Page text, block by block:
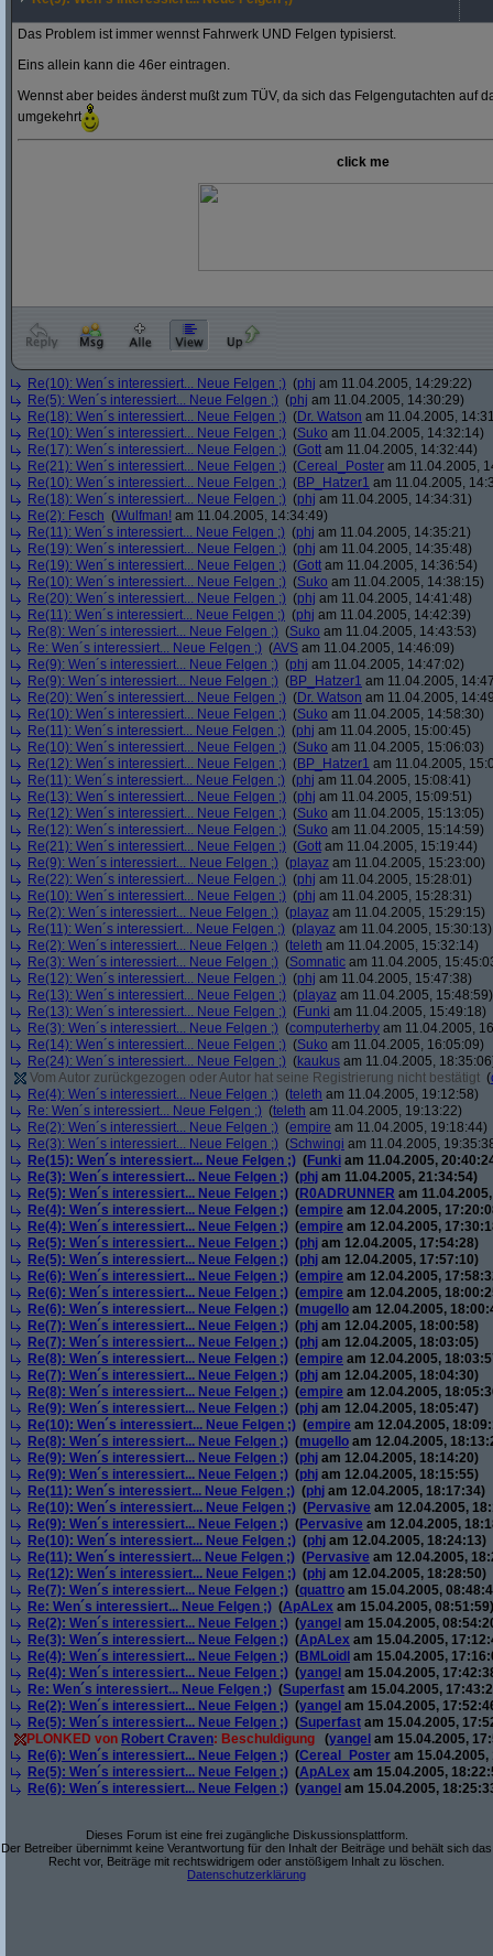
Das Problem ist immer wennst Fahrwerk UND Felgen typisierst.
Eins allein kann die 46er eintragen.
Wennst aber beides änderst mußt zum TÜV, da sich das Felgengutachten auf
umgekehrt
click me
Re(10): Wen´s interessiert... Neue Felgen ;) (phj am 11.04.2005, 14:29:22)
Re(5): Wen´s interessiert... Neue Felgen ;) (phj am 11.04.2005, 14:30:29)
Re(18): Wen´s interessiert... Neue Felgen ;) (Dr. Watson am 11.04.2005,
Re(10): Wen´s interessiert... Neue Felgen ;) (Suko am 11.04.2005, 14:32:14)
Re(17): Wen´s interessiert... Neue Felgen ;) (Gott am 11.04.2005, 14:32:44)
Re(21): Wen´s interessiert... Neue Felgen ;) (Cereal_Poster am 11.04.2005,
Re(10): Wen´s interessiert... Neue Felgen ;) (BP_Hatzer1 am 11.04.2005,
Re(18): Wen´s interessiert... Neue Felgen ;) (phj am 11.04.2005, 14:34:31)
Re(2): Fesch (Wulfman! am 11.04.2005, 14:34:49)
Re(11): Wen´s interessiert... Neue Felgen ;) (phj am 11.04.2005, 14:35:21)
Re(19): Wen´s interessiert... Neue Felgen ;) (phj am 11.04.2005, 14:35:48)
Re(19): Wen´s interessiert... Neue Felgen ;) (Gott am 11.04.2005, 14:36:54)
Re(10): Wen´s interessiert... Neue Felgen ;) (Suko am 11.04.2005, 14:38:15)
Re(20): Wen´s interessiert... Neue Felgen ;) (phj am 11.04.2005, 14:41:48)
Re(11): Wen´s interessiert... Neue Felgen ;) (phj am 11.04.2005, 14:42:39)
Re(8): Wen´s interessiert... Neue Felgen ;) (Suko am 11.04.2005, 14:43:53)
Re: Wen´s interessiert... Neue Felgen ;) (AVS am 11.04.2005, 14:46:09)
Re(9): Wen´s interessiert... Neue Felgen ;) (phj am 11.04.2005, 14:47:02)
Re(9): Wen´s interessiert... Neue Felgen ;) (BP_Hatzer1 am 11.04.2005,
Re(20): Wen´s interessiert... Neue Felgen ;) (Dr. Watson am 11.04.2005,
Re(10): Wen´s interessiert... Neue Felgen ;) (Suko am 11.04.2005, 14:58:30)
Re(11): Wen´s interessiert... Neue Felgen ;) (phj am 11.04.2005, 15:00:45)
Re(10): Wen´s interessiert... Neue Felgen ;) (Suko am 11.04.2005, 15:06:03)
Re(12): Wen´s interessiert... Neue Felgen ;) (BP_Hatzer1 am 11.04.2005,
Re(11): Wen´s interessiert... Neue Felgen ;) (phj am 11.04.2005, 15:08:41)
Re(13): Wen´s interessiert... Neue Felgen ;) (phj am 11.04.2005, 15:09:51)
Re(12): Wen´s interessiert... Neue Felgen ;) (Suko am 11.04.2005, 15:13:05)
Re(12): Wen´s interessiert... Neue Felgen ;) (Suko am 11.04.2005, 15:14:59)
Re(21): Wen´s interessiert... Neue Felgen ;) (Gott am 11.04.2005, 15:19:44)
Re(9): Wen´s interessiert... Neue Felgen ;) (playaz am 11.04.2005, 15:23:00)
Re(22): Wen´s interessiert... Neue Felgen ;) (phj am 11.04.2005, 15:28:01)
Re(10): Wen´s interessiert... Neue Felgen ;) (phj am 11.04.2005, 15:28:31)
Re(2): Wen´s interessiert... Neue Felgen ;) (playaz am 11.04.2005, 15:29:15)
Re(11): Wen´s interessiert... Neue Felgen ;) (playaz am 11.04.2005, 15:30:13)
Re(2): Wen´s interessiert... Neue Felgen ;) (teleth am 11.04.2005, 15:32:14)
Re(3): Wen´s interessiert... Neue Felgen ;) (Somnatic am 11.04.2005,
Re(12): Wen´s interessiert... Neue Felgen ;) (phj am 11.04.2005, 15:47:38)
Re(13): Wen´s interessiert... Neue Felgen ;) (playaz am 11.04.2005, 15:48:59)
Re(13): Wen´s interessiert... Neue Felgen ;) (Funki am 11.04.2005, 15:49:18)
Re(3): Wen´s interessiert... Neue Felgen ;) (computerherby am 11.04.2005,
Re(14): Wen´s interessiert... Neue Felgen ;) (Suko am 11.04.2005, 16:05:09)
Re(24): Wen´s interessiert... Neue Felgen ;) (kaukus am 11.04.2005,
Vom Autor zurückgezogen oder Autor hat seine Registrierung nicht bestätigt (
Re(4): Wen´s interessiert... Neue Felgen ;) (teleth am 11.04.2005, 19:12:58)
Re: Wen´s interessiert... Neue Felgen ;) (teleth am 11.04.2005, 19:13:22)
Re(2): Wen´s interessiert... Neue Felgen ;) (empire am 11.04.2005, 19:18:44)
Re(3): Wen´s interessiert... Neue Felgen ;) (Schwingi am 11.04.2005,
Re(15): Wen´s interessiert... Neue Felgen ;) (Funki am 11.04.2005,
Re(3): Wen´s interessiert... Neue Felgen ;) (phj am 11.04.2005, 21:34:54)
Re(5): Wen´s interessiert... Neue Felgen ;) (R0ADRUNNER am
Re(4): Wen´s interessiert... Neue Felgen ;) (empire am 12.04.2005,
Re(4): Wen´s interessiert... Neue Felgen ;) (empire am 12.04.2005,
Re(5): Wen´s interessiert... Neue Felgen ;) (phj am 12.04.2005, 17:54:28)
Re(5): Wen´s interessiert... Neue Felgen ;) (phj am 12.04.2005, 17:57:10)
Re(6): Wen´s interessiert... Neue Felgen ;) (empire am 12.04.2005,
Re(6): Wen´s interessiert... Neue Felgen ;) (empire am 12.04.2005,
Re(6): Wen´s interessiert... Neue Felgen ;) (mugello am 12.04.2005,
Re(7): Wen´s interessiert... Neue Felgen ;) (phj am 12.04.2005, 18:00:58)
Re(7): Wen´s interessiert... Neue Felgen ;) (phj am 12.04.2005, 18:03:05)
Re(8): Wen´s interessiert... Neue Felgen ;) (empire am 12.04.2005,
Re(7): Wen´s interessiert... Neue Felgen ;) (phj am 12.04.2005, 18:04:30)
Re(8): Wen´s interessiert... Neue Felgen ;) (empire am 12.04.2005,
Re(9): Wen´s interessiert... Neue Felgen ;) (phj am 12.04.2005, 18:05:47)
Re(10): Wen´s interessiert... Neue Felgen ;) (empire am 12.04.2005,
Re(8): Wen´s interessiert... Neue Felgen ;) (mugello am 12.04.2005,
Re(9): Wen´s interessiert... Neue Felgen ;) (phj am 12.04.2005, 18:14:20)
Re(9): Wen´s interessiert... Neue Felgen ;) (phj am 12.04.2005, 18:15:55)
Re(11): Wen´s interessiert... Neue Felgen ;) (phj am 12.04.2005, 18:17:34)
Re(10): Wen´s interessiert... Neue Felgen ;) (Pervasive am 12.04.2005,
Re(9): Wen´s interessiert... Neue Felgen ;) (Pervasive am 12.04.2005,
Re(10): Wen´s interessiert... Neue Felgen ;) (phj am 12.04.2005, 18:24:13)
Re(11): Wen´s interessiert... Neue Felgen ;) (Pervasive am 12.04.2005,
Re(12): Wen´s interessiert... Neue Felgen ;) (phj am 12.04.2005, 18:28:50)
Re(7): Wen´s interessiert... Neue Felgen ;) (quattro am 15.04.2005,
Re: Wen´s interessiert... Neue Felgen ;) (ApALex am 15.04.2005, 08:51:59)
Re(2): Wen´s interessiert... Neue Felgen ;) (yangel am 15.04.2005,
Re(3): Wen´s interessiert... Neue Felgen ;) (ApALex am 15.04.2005,
Re(4): Wen´s interessiert... Neue Felgen ;) (BMLoidl am 15.04.2005,
Re(4): Wen´s interessiert... Neue Felgen ;) (yangel am 15.04.2005,
Re: Wen´s interessiert... Neue Felgen ;) (Superfast am 15.04.2005,
Re(2): Wen´s interessiert... Neue Felgen ;) (yangel am 15.04.2005,
Re(5): Wen´s interessiert... Neue Felgen ;) (Superfast am 15.04.2005,
PLONKED von Robert Craven: Beschuldigung (yangel am 15.04.2005,
Re(6): Wen´s interessiert... Neue Felgen ;) (Cereal_Poster am 15.04.2005,
Re(5): Wen´s interessiert... Neue Felgen ;) (ApALex am 15.04.2005,
Re(6): Wen´s interessiert... Neue Felgen ;) (yangel am 15.04.2005,
Dieses Forum ist eine frei zugängliche Diskussionsplattform.
Der Betreiber übernimmt keine Verantwortung für den Inhalt der Beiträge und behält sich das
Recht vor, Beiträge mit rechtswidrigem oder anstößigem Inhalt zu löschen.
Datenschutzerklärung